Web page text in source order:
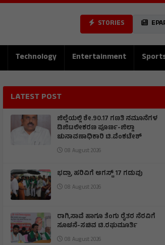
STORIES
Technology Entertainment
LATEST POST
ಜಿಲ್ಲೆಯಲ್ಲಿ ಶೇ.90.17 ಗಣತಿ ನಮೂನೆಗಳ
ಡಿಜಿಟಲೀಕರಣ ಪೂರ್ಣ-ಜಿಲ್ಲಾ
ಚುನಾವಣಾಧಿಕಾರಿ ಟಿ.ವೆಂಕಟೇಶ್
08 August 2026
ಭದ್ರಾ ಹರಿವಿಗೆ ಆಗಸ್ಟ್ 17 ಗಡುವು
08 August 2026
ರಾಗಿ,ಸಾವೆ ಹಾಗೂ ತೆಂಗು ರೈತರ ನೆರವಿಗೆ
ಸೂಚನೆ-ಸಚಿವ ಟಿ.ರಘುಮೂರ್ತಿ
08 August 2026